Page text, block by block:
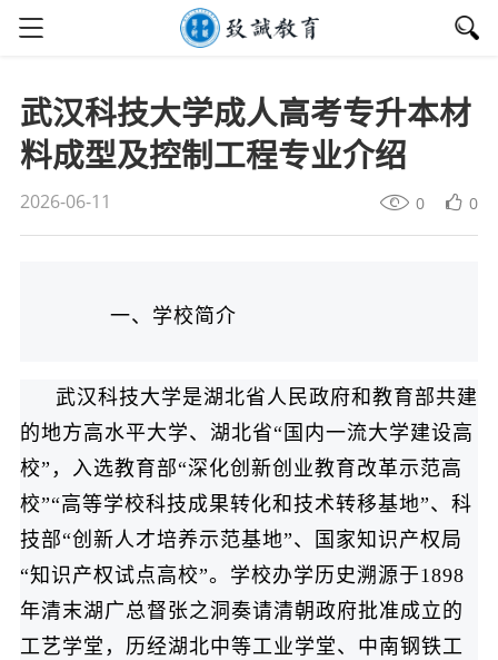
武汉科技大学成人高考专升本材
料成型及控制工程专业介绍
2026-06-11 0 0
一、学校简介
武汉科技大学是湖北省人民政府和教育部共建
的地方高水平大学、湖北省“国内一流大学建设高
校”，入选教育部“深化创新创业教育改革示范高
校”“高等学校科技成果转化和技术转移基地”、科
技部“创新人才培养示范基地”、国家知识产权局
“知识产权试点高校”。学校办学历史溯源于1898
年清末湖广总督张之洞奏请清朝政府批准成立的
工艺学堂，历经湖北中等工业学堂、中南钢铁工